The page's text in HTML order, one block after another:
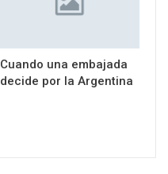
Cuando una embajada
decide por la Argentina